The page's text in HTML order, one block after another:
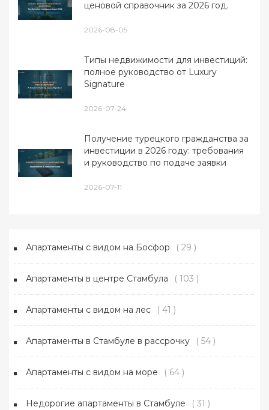
ценовой справочник за 2026 год.
2026-08-05
Типы недвижимости для инвестиций:
полное руководство от Luxury
Signature
2026-07-24
Получение турецкого гражданства за
инвестиции в 2026 году: требования
и руководство по подаче заявки
2026-07-11
Апартаменты с видом на Босфор ( 29 )
Апартаменты в центре Стамбула ( 103 )
Апартаменты с видом на лес ( 41 )
Апартаменты в Стамбуле в рассрочку ( 54 )
Апартаменты с видом на море ( 64 )
Недорогие апартаменты в Стамбуле ( 31 )